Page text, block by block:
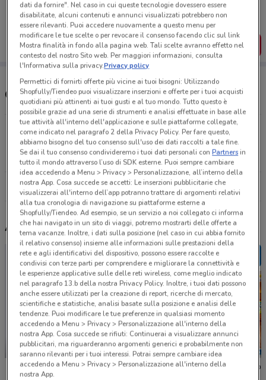
Puoi trovare le migliori offerte dei negozi vicino a te,
salvarle e creare la tua lista del risparmio, comodamente
dal tuo cellulare.
SCARICA L’APP
Orari e Negozi Todis
C/Da Cozzocullo - Via Francesco Bruno Petralia
Soprana
29 km
APERTO
Tutti i negozi Todis
Altri volantini nelle vicinanze
-3 GIORNI
MD
NUOVO
Lidl
dati da fornire". Nel caso in cui queste tecnologie dovessero essere
disabilitate, alcuni contenuti e annunci visualizzati potrebbero non
essere rilevanti. Puoi accedere nuovamente a questo menu per
modificare le tue scelte o per revocare il consenso facendo clic sul link
Mostra finalità in fondo alla pagina web. Tali scelte avranno effetto nel
contesto del nostro Sito web. Per maggiori informazioni, consulta
l'Informativa sulla privacy.Privacy policy
Permettici di fornirti offerte più vicine ai tuoi bisogni: Utilizzando
Shopfully/Tiendeo puoi visualizzare inserzioni e offerte per i tuoi acquisti
quotidiani più attinenti ai tuoi gusti e al tuo mondo. Tutto questo è
possibile grazie ad una serie di strumenti e analisi effettuate in base alle
tue attività all'interno dell'applicazione e sulle piattaforme collegate,
come indicato nel paragrafo 2 della Privacy Policy. Per fare questo,
abbiamo bisogno del tuo consenso sull'uso dei dati raccolti a tale fine.
Se dai il tuo consenso condivideremo i tuoi dati personali conPartnersin
tutto il mondo attraverso l’uso di SDK esterne. Puoi sempre cambiare
idea accedendo a Menu > Privacy > Personalizzazione, all’interno della
nostra App. Cosa succede se accetti: Le inserzioni pubblicitarie che
visualizzerai all'interno dell’app potranno trattare di argomenti relativi
alla tua cronologia di navigazione su piattaforme esterne a
Shopfully/Tiendeo. Ad esempio, se un servizio a noi collegato ci informa
che hai navigato in un sito di viaggi, potremo mostrarti delle offerte a
tema vacanze. Inoltre, i dati sulla posizione (nel caso in cui abbia fornito
il relativo consenso) insieme alle informazioni sulle prestazioni della
rete e agli identificativi del dispositivo, possono essere raccolte e
condivisi con terze parti per comprendere e migliorare la connettività e
le esperienze applicative sulle delle reti wireless, come meglio indicato
nel paragrafo 13.b della nostra Privacy Policy. Inoltre, i tuoi dati possono
anche essere utilizzati per la creazione di report, ricerche di mercato,
scientifiche e statistiche, analisi basate sulla posizione e analisi delle
tendenze. Puoi modificare le tue preferenze in qualsiasi momento
accedendo a Menu > Privacy > Personalizzazione all'interno della
nostra App. Cosa succede se rifiuti: Continuerai a visualizzare annunci
pubblicitari, ma riguarderanno argomenti generici e probabilmente non
saranno rilevanti per i tuoi interessi. Potrai sempre cambiare idea
accedendo a Menu > Privacy > Personalizzazione all'interno della
nostra App.